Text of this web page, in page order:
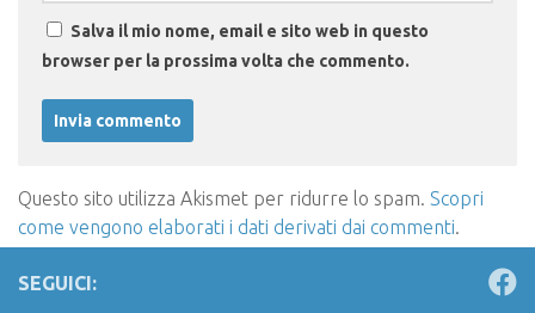
Salva il mio nome, email e sito web in questo
browser per la prossima volta che commento.
Questo sito utilizza Akismet per ridurre lo spam. Scopri
come vengono elaborati i dati derivati dai commenti.
SEGUICI: